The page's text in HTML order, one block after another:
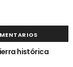
histórica